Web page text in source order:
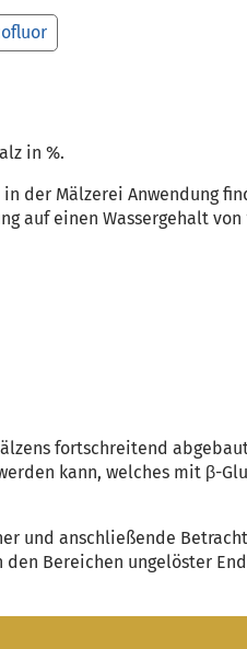
in %.
der Mälzerei Anwendung
auf einen Wassergehalt von
fortschreitend
kann, welches mit β-
und anschließende
Bereichen ungelöster